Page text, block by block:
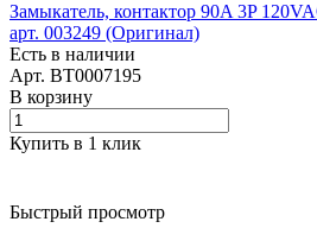
Замыкатель, контактор 90A 3P
арт. 003249 (Оригинал)
Есть в наличии
Арт. BT0007195
В корзину
Купить в 1 клик
Быстрый просмотр